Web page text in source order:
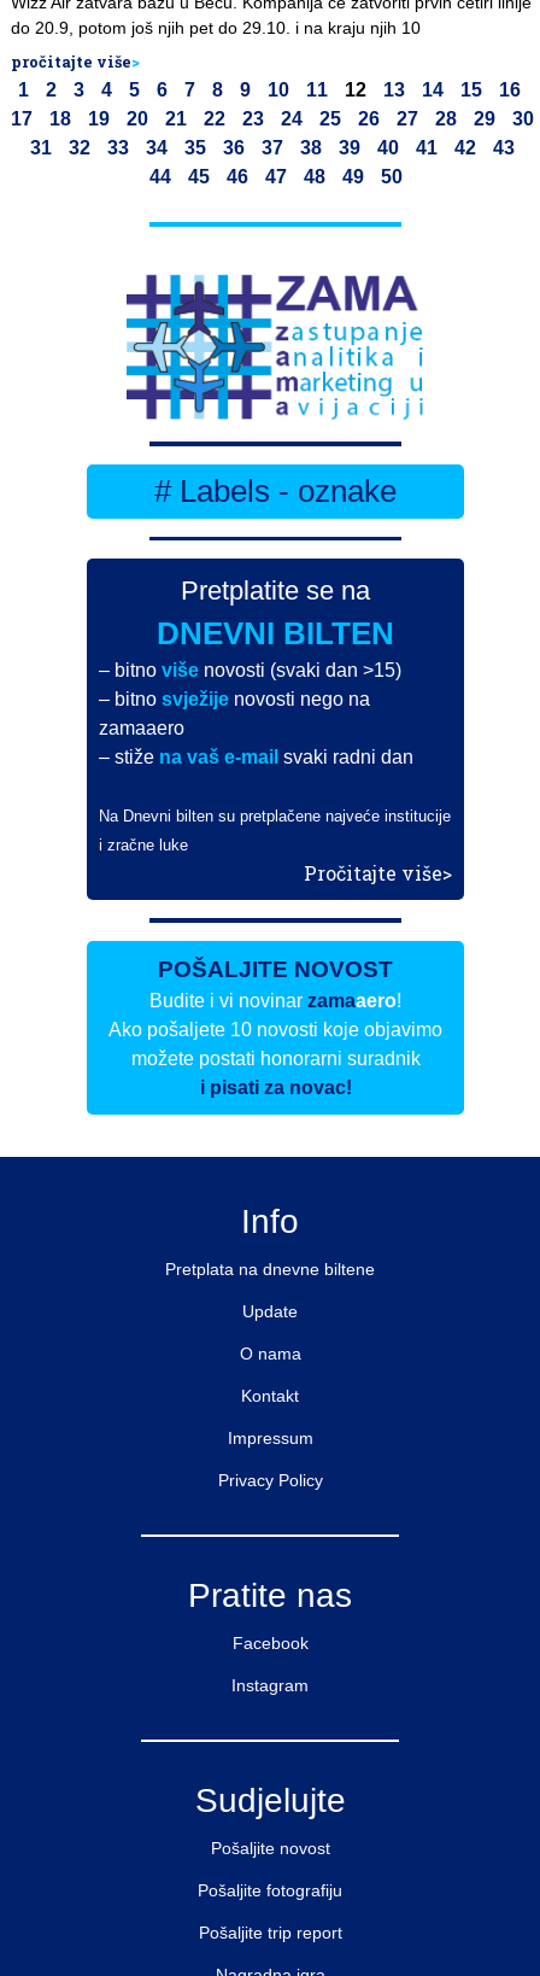
do 20.9, potom još njih pet do 29.10. i na kraju njih 10
pročitajte više>
1 2 3 4 5 6 7 8 9 10 11 12 13 14 15
16
17
18 19 20 21 22 23 24 25 26 27 28 29
30
31
32 33 34 35 36 37 38 39 40 41 42
43
44
45 46 47 48 49 50
# Labels - oznake
Pretplatite se na
DNEVNI BILTEN
– bitno višenovosti (svaki dan >15)
– bitno svježijenovosti nego na
zamaaero
– stiže na vaš e-mail svaki radni dan
Na Dnevni bilten su pretplačene najveće institucije
i zračne luke
Pročitajte više>
POŠALJITE NOVOST
Budite i vi novinar zamaaero!
Ako pošaljete 10 novosti koje objavimo
možete postati honorarni suradnik
i pisati za novac!
Info
Pretplata na dnevne biltene
Update
O nama
Kontakt
Impressum
Privacy Policy
Pratite nas
Facebook
Instagram
Sudjelujte
Pošaljite novost
Pošaljite fotografiju
Pošaljite trip report